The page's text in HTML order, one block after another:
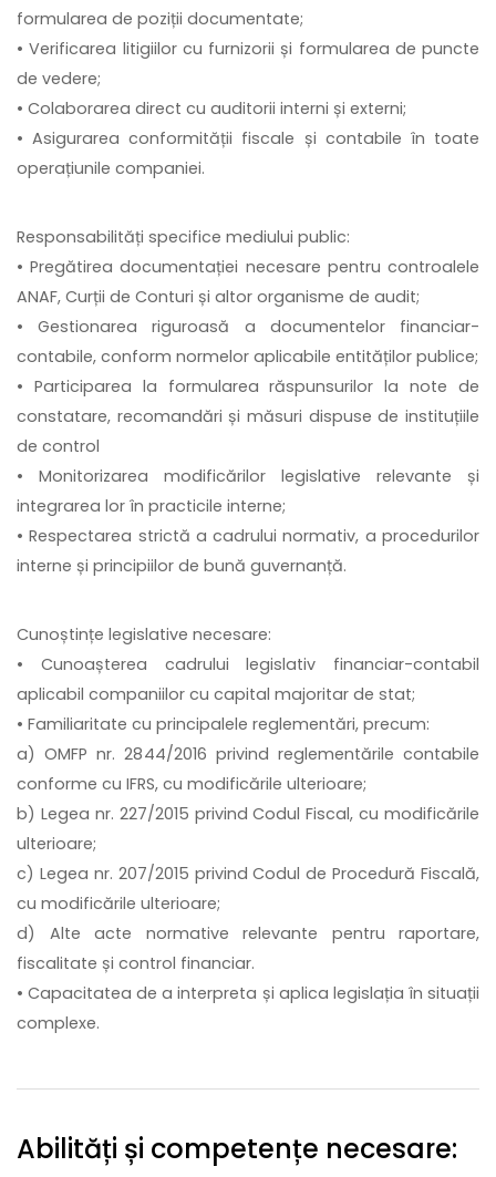
formularea de poziții documentate;
• Verificarea litigiilor cu furnizorii și formularea de puncte
de vedere;
• Colaborarea direct cu auditorii interni și externi;
• Asigurarea conformității fiscale și contabile în toate
operațiunile companiei.
Responsabilități specifice mediului public:
• Pregătirea documentației necesare pentru controalele
ANAF, Curții de Conturi și altor organisme de audit;
• Gestionarea riguroasă a documentelor financiar-
contabile, conform normelor aplicabile entităților publice;
• Participarea la formularea răspunsurilor la note de
constatare, recomandări și măsuri dispuse de instituțiile
de control
• Monitorizarea modificărilor legislative relevante și
integrarea lor în practicile interne;
• Respectarea strictă a cadrului normativ, a procedurilor
interne și principiilor de bună guvernanță.
Cunoștințe legislative necesare:
• Cunoașterea cadrului legislativ financiar-contabil
aplicabil companiilor cu capital majoritar de stat;
• Familiaritate cu principalele reglementări, precum:
a) OMFP nr. 2844/2016 privind reglementările contabile
conforme cu IFRS, cu modificările ulterioare;
b) Legea nr. 227/2015 privind Codul Fiscal, cu modificările
ulterioare;
c) Legea nr. 207/2015 privind Codul de Procedură Fiscală,
cu modificările ulterioare;
d) Alte acte normative relevante pentru raportare,
fiscalitate și control financiar.
• Capacitatea de a interpreta și aplica legislația în situații
complexe.
Abilități și competențe necesare: